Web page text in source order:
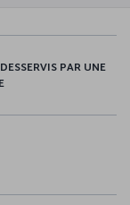
PAR UNE